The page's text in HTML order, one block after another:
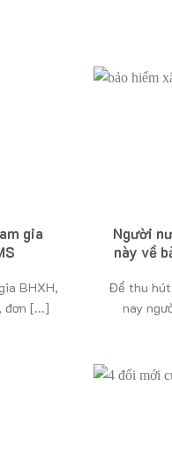
gia
BHXH,
đơn [...]
Người
này về
Để thu hút
nay